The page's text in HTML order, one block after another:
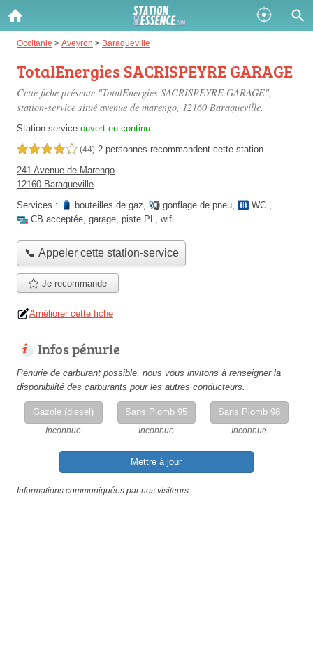
Occitanie > Aveyron > Baraqueville
TotalEnergies SACRISPEYRE GARAGE
Cette fiche présente "TotalEnergies SACRISPEYRE GARAGE",
station-service situé avenue de marengo, 12160 Baraqueville.
Station-service ouvert en continu
4,0 étoiles sur 5 (44) 2 personnes recommandent cette station.
241 Avenue de Marengo
12160 Baraqueville
Services :
bouteilles de gaz, gonflage de pneu, WC ,
CB acceptée, garage, piste PL, wifi
📞 Appeler cette station-service
Je recommande
Améliorer cette fiche
Infos pénurie
Pénurie de carburant possible, nous vous invitons à renseigner la
disponibilité des carburants pour les autres conducteurs.
Gazole (diesel)
Inconnue
Sans Plomb 95
Inconnue
Sans Plomb 98
Inconnue
Mettre à jour
Informations communiquées par nos visiteurs.
Gazole :
Disponible Épuisé
SP 98 :
Disponible
SP 95 :
Disponible